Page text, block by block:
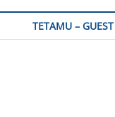
TETAMU – GUEST